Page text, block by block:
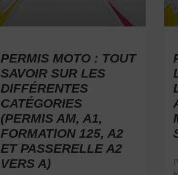
PERMIS MOTO : TOUT
SAVOIR SUR LES
DIFFÉRENTES
CATÉGORIES
(PERMIS AM, A1,
FORMATION 125, A2
ET PASSERELLE A2
VERS A)